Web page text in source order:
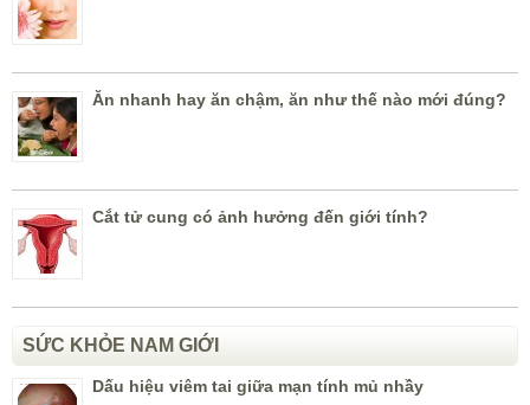
Ăn nhanh hay ăn chậm, ăn như thế nào mới đúng?
Cắt tử cung có ảnh hưởng đến giới tính?
SỨC KHỎE NAM GIỚI
Dấu hiệu viêm tai giữa mạn tính mủ nhầy